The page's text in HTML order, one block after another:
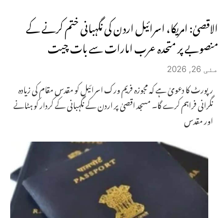
الاقصیٰ: امریکا، اسرائیل اردن کی نگہبانی ختم کرنے کے
منصوبے پر متحدہ عرب امارات سے بات چیت
مئی 26, 2026
رپورٹ کا دعویٰ ہے کہ مجوزہ فریم ورک اسرائیل کو مقدس مقام کی زیادہ
نگرانی فراہم کرے گا۔ مسجد اقصیٰ پر اردن کے نگہبانی کے کردار کو ہٹانے
اور مقدس